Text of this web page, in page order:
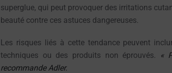
superglue, qui peut provoquer des irritations
beauté contre ces astuces dangereuses.
Les risques liés à cette tendance peuvent
techniques ou des produits non éprouvés.
«
recommande Adler.